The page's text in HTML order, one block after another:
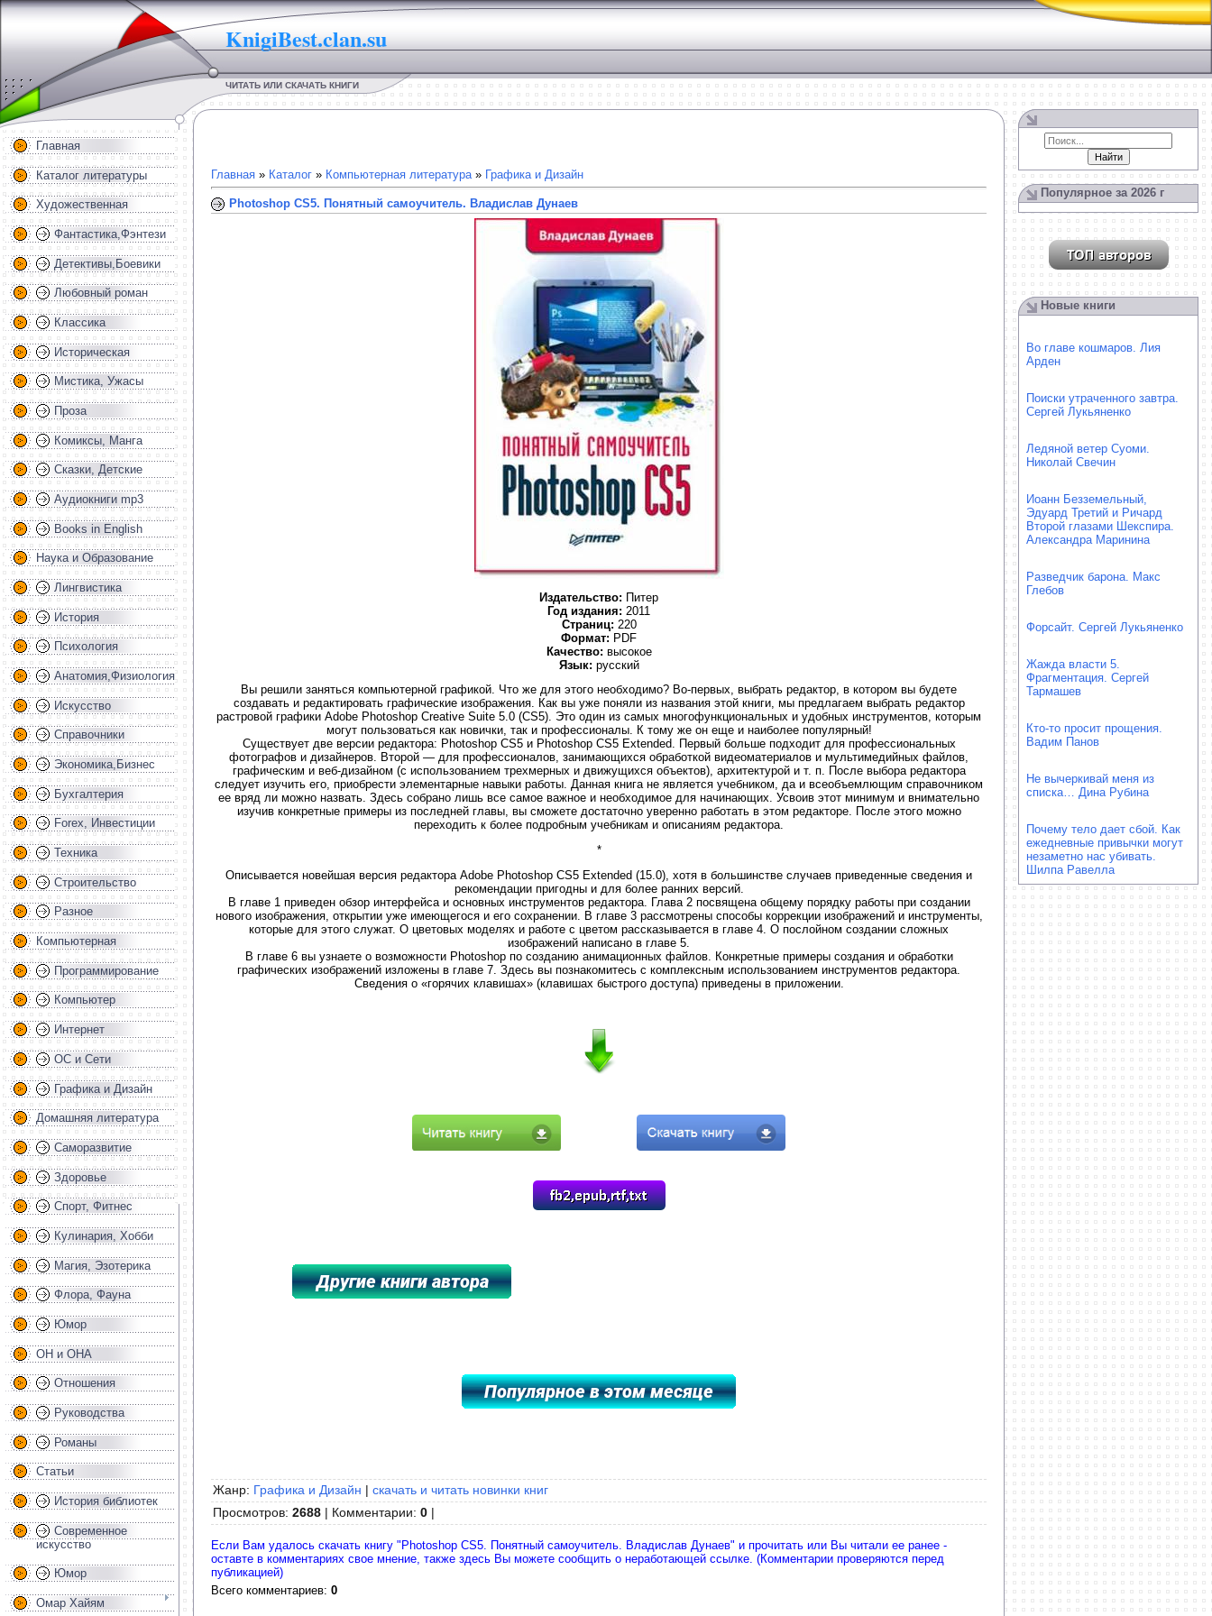
KnigiBest.clan.su
ЧИТАТЬ ИЛИ СКАЧАТЬ КНИГИ
Главная
Каталог литературы
Художественная
Фантастика,Фэнтези
Детективы,Боевики
Любовный роман
Классика
Историческая
Мистика, Ужасы
Проза
Комиксы, Манга
Сказки, Детские
Аудиокниги mp3
Books in English
Наука и Образование
Лингвистика
История
Психология
Анатомия,Физиология
Искусство
Справочники
Экономика,Бизнес
Бухгалтерия
Forex, Инвестиции
Техника
Строительство
Разное
Компьютерная
Программирование
Компьютер
Интернет
ОС и Сети
Графика и Дизайн
Домашняя литература
Саморазвитие
Здоровье
Спорт, Фитнес
Кулинария, Хобби
Магия, Эзотерика
Флора, Фауна
Юмор
ОН и ОНА
Отношения
Руководства
Романы
Статьи
История библиотек
Современное
искусство
Юмор
Омар Хайям
Главная » Каталог » Компьютерная литература» Графика и Дизайн
Photoshop CS5. Понятный самоучитель. Владислав Дунаев
Издательство: Питер
Год издания: 2011
Страниц: 220
Формат: PDF
Качество: высокое
Язык: русский
Вы решили заняться компьютерной графикой. Что же для этого необходимо? Во-первых, выбрать редактор, в котором вы будете
создавать и редактировать графические изображения. Как вы уже поняли из названия этой книги, мы предлагаем выбрать редактор
растровой графики Adobe Photoshop Creative Suite 5.0 (CS5). Это один из самых многофункциональных и удобных инструментов, которым
могут пользоваться как новички, так и профессионалы. К тому же он еще и наиболее популярный!
Существует две версии редактора: Photoshop CS5 и Photoshop CS5 Extended. Первый больше подходит для профессиональных
фотографов и дизайнеров. Второй — для профессионалов, занимающихся обработкой видеоматериалов и мультимедийных файлов,
графическим и веб-дизайном (с использованием трехмерных и движущихся объектов), архитектурой и т. п. После выбора редактора
следует изучить его, приобрести элементарные навыки работы. Данная книга не является учебником, да и всеобъемлющим справочником
ее вряд ли можно назвать. Здесь собрано лишь все самое важное и необходимое для начинающих. Усвоив этот минимум и внимательно
изучив конкретные примеры из последней главы, вы сможете достаточно уверенно работать в этом редакторе. После этого можно
переходить к более подробным учебникам и описаниям редактора.
*
Описывается новейшая версия редактора Adobe Photoshop CS5 Extended (15.0), хотя в большинстве случаев приведенные сведения и
рекомендации пригодны и для более ранних версий.
В главе 1 приведен обзор интерфейса и основных инструментов редактора. Глава 2 посвящена общему порядку работы при создании
нового изображения, открытии уже имеющегося и его сохранении. В главе 3 рассмотрены способы коррекции изображений и инструменты,
которые для этого служат. О цветовых моделях и работе с цветом рассказывается в главе 4. О послойном создании сложных
изображений написано в главе 5.
В главе 6 вы узнаете о возможности Photoshop по созданию анимационных файлов. Конкретные примеры создания и обработки
графических изображений изложены в главе 7. Здесь вы познакомитесь с комплексным использованием инструментов редактора.
Сведения о «горячих клавишах» (клавишах быстрого доступа) приведены в приложении.
Жанр: Графика и Дизайн | скачать и читать новинки книг
Просмотров: 2688 | Комментарии: 0 |
Если Вам удалось скачать книгу "Photoshop CS5. Понятный самоучитель. Владислав Дунаев" и прочитать или Вы читали ее ранее -
оставте в комментариях свое мнение, также здесь Вы можете сообщить о неработающей ссылке. (Комментарии проверяются перед
публикацией)
Всего комментариев: 0
Популярное за 2026 г
Новые книги
Во главе кошмаров. Лия
Арден
Поиски утраченного завтра.
Сергей Лукьяненко
Ледяной ветер Суоми.
Николай Свечин
Иоанн Безземельный,
Эдуард Третий и Ричард
Второй глазами Шекспира.
Александра Маринина
Разведчик барона. Макс
Глебов
Форсайт. Сергей Лукьяненко
Жажда власти 5.
Фрагментация. Сергей
Тармашев
Кто-то просит прощения.
Вадим Панов
Не вычеркивай меня из
списка… Дина Рубина
Почему тело дает сбой. Как
ежедневные привычки могут
незаметно нас убивать.
Шилпа Равелла